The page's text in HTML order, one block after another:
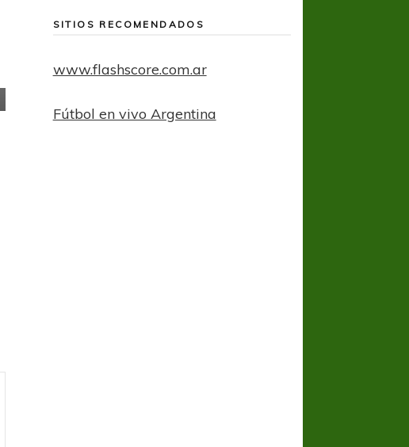
SITIOS RECOMENDADOS
www.flashscore.com.ar
Fútbol en vivo Argentina